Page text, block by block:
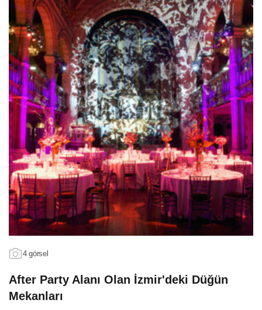
4 görsel
After Party Alanı Olan İzmir'deki Düğün
Mekanları